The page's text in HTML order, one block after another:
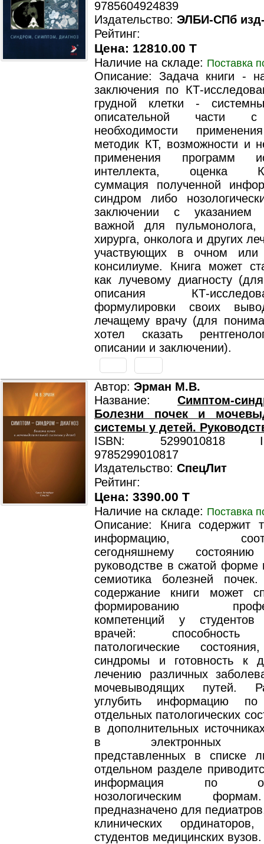
9785604924839
Издательство: ЭЛБИ-СПб
Рейтинг:
Цена: 12810.00 T
Наличие на складе: Поставка
Описание: Задача книги -
заключения по КТ-
грудной клетки -
описательной части с
необходимости
методик КТ, возможности и
применения программ
интеллекта, оценка
суммация полученной
синдром либо
заключении с указанием
важной для пульмонолога,
хирурга, онколога и других
участвующих в очном или
консилиуме. Книга может
как лучевому диагносту
описания КТ-
формулировки своих
лечащему врачу (для
хотел сказать
описании и заключении).
Автор: Эрман М.В.
Название: Симптом-
Болезни почек и
системы у детей.
ISBN: 5299010818
9785299010817
Издательство: СпецЛит
Рейтинг:
Цена: 3390.00 T
Наличие на складе: Поставка
Описание: Книга содержит
информацию,
сегодняшнему
руководстве в сжатой форме
семиотика болезней
содержание книги может
формированию
компетенций у
врачей: способность
патологические
синдромы и готовность к
лечению различных
мочевыводящих путей.
углубить информацию по
отдельных патологических
в дополнительных
в электронных
представленных в списке
отдельном разделе
информация по
нозологическим
пpедназначено для
клинических
студентов медицинских вузов.